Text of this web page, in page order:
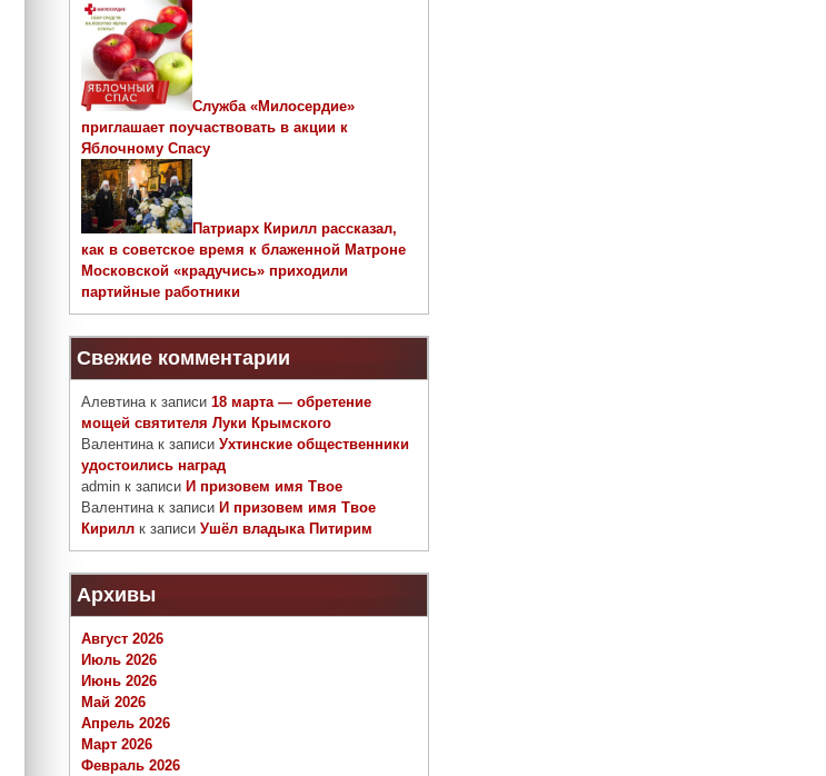
Служба «Милосердие»
приглашает поучаствовать в акции к
Яблочному Спасу
Патриарх Кирилл рассказал,
как в советское время к блаженной Матроне
Московской «крадучись» приходили
партийные работники
Свежие комментарии
Алевтинак записи 18 марта — обретение
мощей святителя Луки Крымского
Валентинак записи Ухтинские общественники
удостоились наград
admin к записи И призовем имя Твое
Валентинак записи И призовем имя Твое
Кирилл к записи Ушёл владыка Питирим
Архивы
Август 2026
Июль 2026
Июнь 2026
Май 2026
Апрель 2026
Март 2026
Февраль 2026